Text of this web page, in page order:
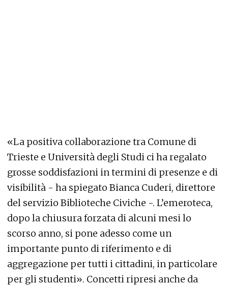
«La positiva collaborazione tra Comune di
Trieste e Università degli Studi ci ha regalato
grosse soddisfazioni in termini di presenze e di
visibilità - ha spiegato Bianca Cuderi, direttore
del servizio Biblioteche Civiche -. L’emeroteca,
dopo la chiusura forzata di alcuni mesi lo
scorso anno, si pone adesso come un
importante punto di riferimento e di
aggregazione per tutti i cittadini, in particolare
per gli studenti». Concetti ripresi anche da